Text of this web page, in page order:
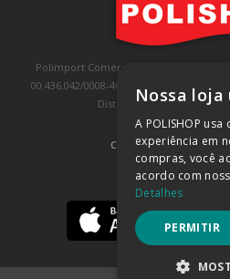
Polimport Comércio e Exportação
00.436.042/0008-46, IE 407.458.707.103,
Distrito Industrial, Jundiaí/
COMPRA 100% SEGURA
BAIXE NOSSO
Nossa
A POLISHOP
experiência em
compras, você
acordo com
Detalhes
PERMITIR